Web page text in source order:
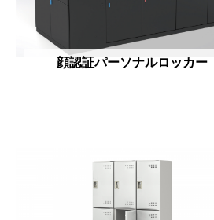
顔認証パーソナルロッカー